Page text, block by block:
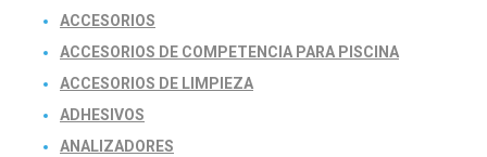
ACCESORIOS
ACCESORIOS DE COMPETENCIA PARA PISCINA
ACCESORIOS DE LIMPIEZA
ADHESIVOS
ANALIZADORES